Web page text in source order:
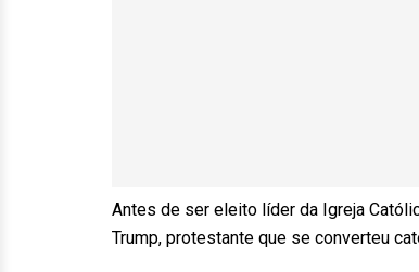
Antes de ser eleito líder da Igreja
Trump, protestante que se converteu